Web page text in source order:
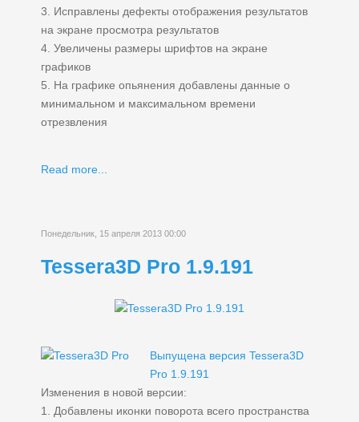
3. Исправлены дефекты отображения результатов
на экране просмотра результатов
4. Увеличены размеры шрифтов на экране
графиков
5. На графике опьянения добавлены данные о
минимальном и максимальном времени
отрезвления
Read more...
Понедельник, 15 апреля 2013 00:00
Tessera3D Pro 1.9.191
Выпущена версия Tessera3D
Pro 1.9.191
Изменения в новой версии:
1. Добавлены иконки поворота всего пространства